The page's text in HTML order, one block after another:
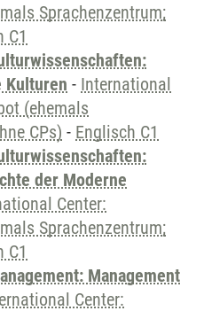
Sprachenzentrum;
C1
Kulturen - International
(ehemals
CPs) - Englisch C1
der Moderne
Center:
Sprachenzentrum;
C1
Management
Center: